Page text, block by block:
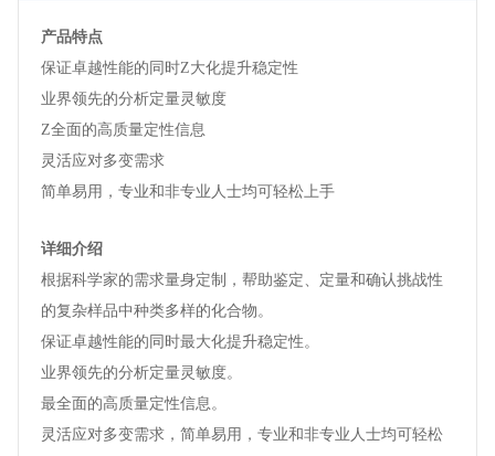
产品特点
保证卓越性能的同时Z大化提升稳定性
业界领先的分析定量灵敏度
Z全面的高质量定性信息
灵活应对多变需求
简单易用，专业和非专业人士均可轻松上手
详细介绍
根据科学家的需求量身定制，帮助鉴定、定量和确认挑战性
的复杂样品中种类多样的化合物。
保证卓越性能的同时最大化提升稳定性。
业界领先的分析定量灵敏度。
最全面的高质量定性信息。
灵活应对多变需求，简单易用，专业和非专业人士均可轻松